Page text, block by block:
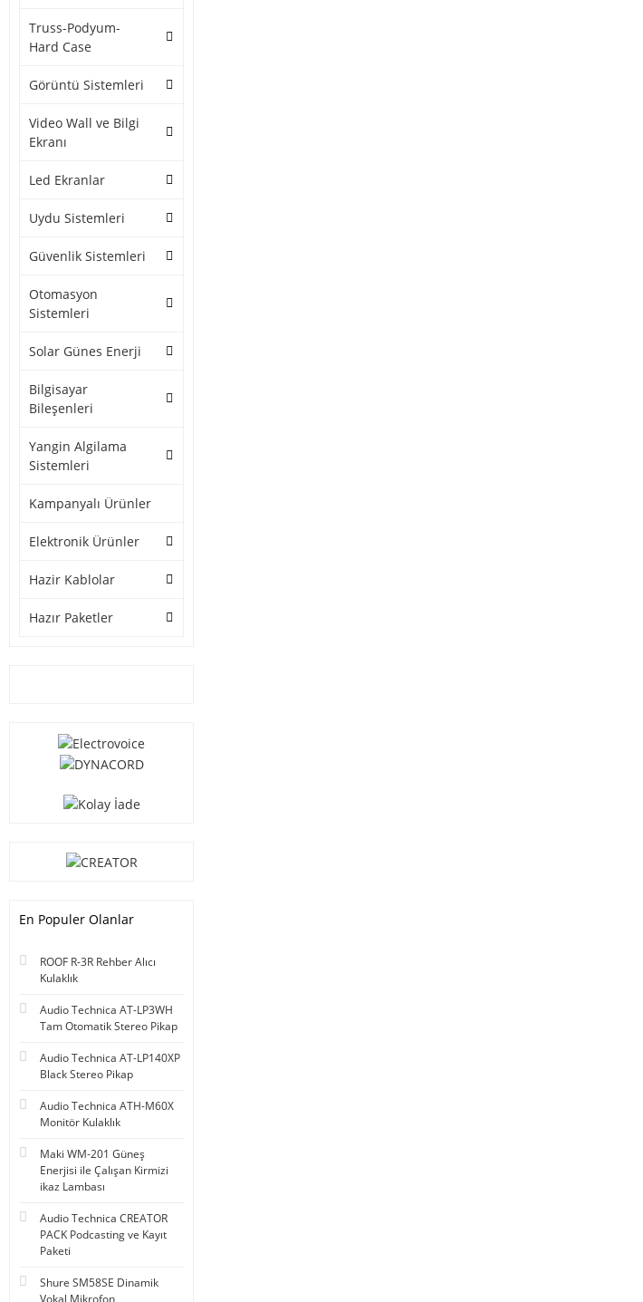
Truss-Podyum-
Hard Case
Görüntü Sistemleri
Video Wall ve Bilgi
Ekranı
Led Ekranlar
Uydu Sistemleri
Güvenlik Sistemleri
Otomasyon
Sistemleri
Solar Günes Enerji
Bilgisayar
Bileşenleri
Yangin Algilama
Sistemleri
Kampanyalı Ürünler
Elektronik Ürünler
Hazir Kablolar
Hazır Paketler
En Populer Olanlar
ROOF R-3R Rehber Alıcı
Kulaklık
Audio Technica AT-LP3WH
Tam Otomatik Stereo Pikap
Audio Technica AT-LP140XP
Black Stereo Pikap
Audio Technica ATH-M60X
Monitör Kulaklık
Maki WM-201 Güneş
Enerjisi ile Çalışan Kirmizi
ikaz Lambası
Audio Technica CREATOR
PACK Podcasting ve Kayıt
Paketi
Shure SM58SE Dinamik